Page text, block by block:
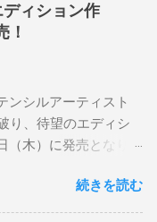
ィション作
！
ンシルアーティスト
り、待望のエディシ
（木）に発売となり
は今作でも健在。(
から ) 発売日：6月30
続きを読む